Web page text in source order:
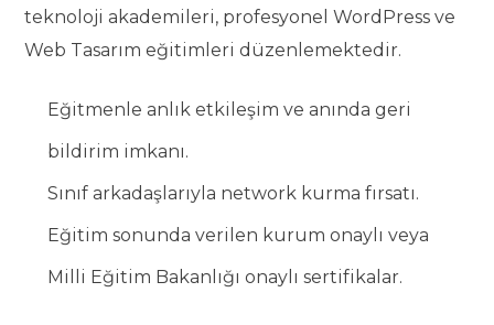
teknoloji akademileri, profesyonel WordPress ve
Web Tasarım eğitimleri düzenlemektedir.
Eğitmenle anlık etkileşim ve anında geri
bildirim imkanı.
Sınıf arkadaşlarıyla network kurma fırsatı.
Eğitim sonunda verilen kurum onaylı veya
Milli Eğitim Bakanlığı onaylı sertifikalar.